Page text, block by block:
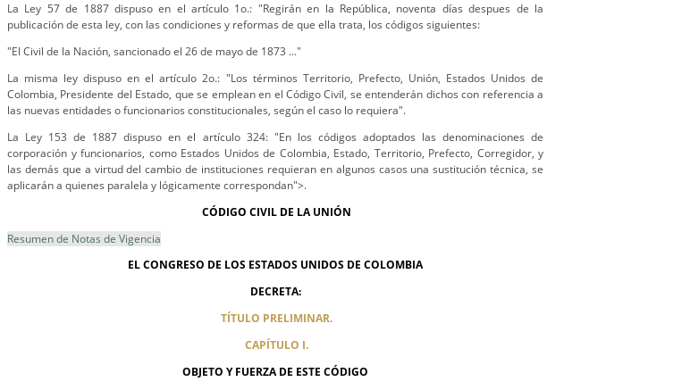
La Ley 57 de 1887 dispuso en el artículo 1o.: "Regirán en la República, noventa días despues de la
publicación de esta ley, con las condiciones y reformas de que ella trata, los códigos siguientes:
"El Civil de la Nación, sancionado el 26 de mayo de 1873 ..."
La misma ley dispuso en el artículo 2o.: "Los términos Territorio, Prefecto, Unión, Estados Unidos de
Colombia, Presidente del Estado, que se emplean en el Código Civil, se entenderán dichos con referencia a
las nuevas entidades o funcionarios constitucionales, según el caso lo requiera".
La Ley 153 de 1887 dispuso en el artículo 324: "En los códigos adoptados las denominaciones de
corporación y funcionarios, como Estados Unidos de Colombia, Estado, Territorio, Prefecto, Corregidor, y
las demás que a virtud del cambio de instituciones requieran en algunos casos una sustitución técnica, se
aplicarán a quienes paralela y lógicamente correspondan">.
CÓDIGO CIVIL DE LA UNIÓN
Resumen de Notas de Vigencia
EL CONGRESO DE LOS ESTADOS UNIDOS DE COLOMBIA
DECRETA:
TÍTULO PRELIMINAR.
CAPÍTULO I.
OBJETO Y FUERZA DE ESTE CÓDIGO